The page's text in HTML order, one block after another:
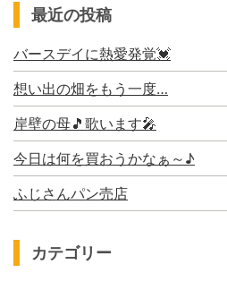
最近の投稿
バースデイに熱愛発覚💓
想い出の畑をもう一度…
岸壁の母🎵歌います🎤
今日は何を買おうかなぁ～♪
ふじさんパン売店
カテゴリー